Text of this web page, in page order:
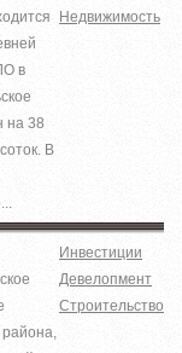
в
на 38
В
Недвижимость
Инвестиции
Девелопмент
Строительство